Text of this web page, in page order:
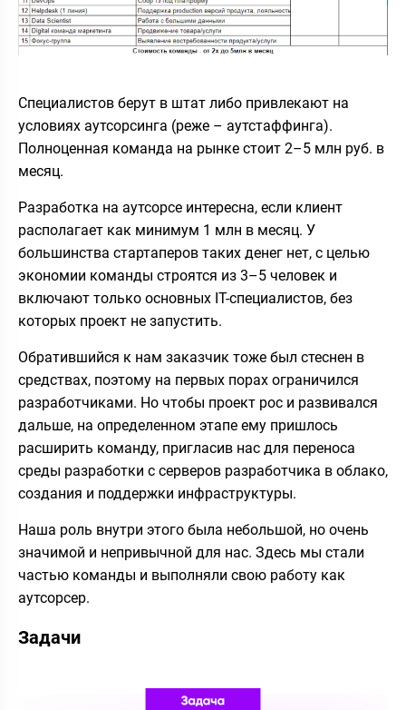
Специалистов берут в штат либо привлекают на
условиях аутсорсинга (реже – аутстаффинга).
Полноценная команда на рынке стоит 2–5 млн руб. в
месяц.
Разработка на аутсорсе интересна, если клиент
располагает как минимум 1 млн в месяц. У
большинства стартаперов таких денег нет, с целью
экономии команды строятся из 3–5 человек и
включают только основных IT-специалистов, без
которых проект не запустить.
Обратившийся к нам заказчик тоже был стеснен в
средствах, поэтому на первых порах ограничился
разработчиками. Но чтобы проект рос и развивался
дальше, на определенном этапе ему пришлось
расширить команду, пригласив нас для переноса
среды разработки с серверов разработчика в облако,
создания и поддержки инфраструктуры.
Наша роль внутри этого была небольшой, но очень
значимой и непривычной для нас. Здесь мы стали
частью команды и выполняли свою работу как
аутсорсер.
Задачи